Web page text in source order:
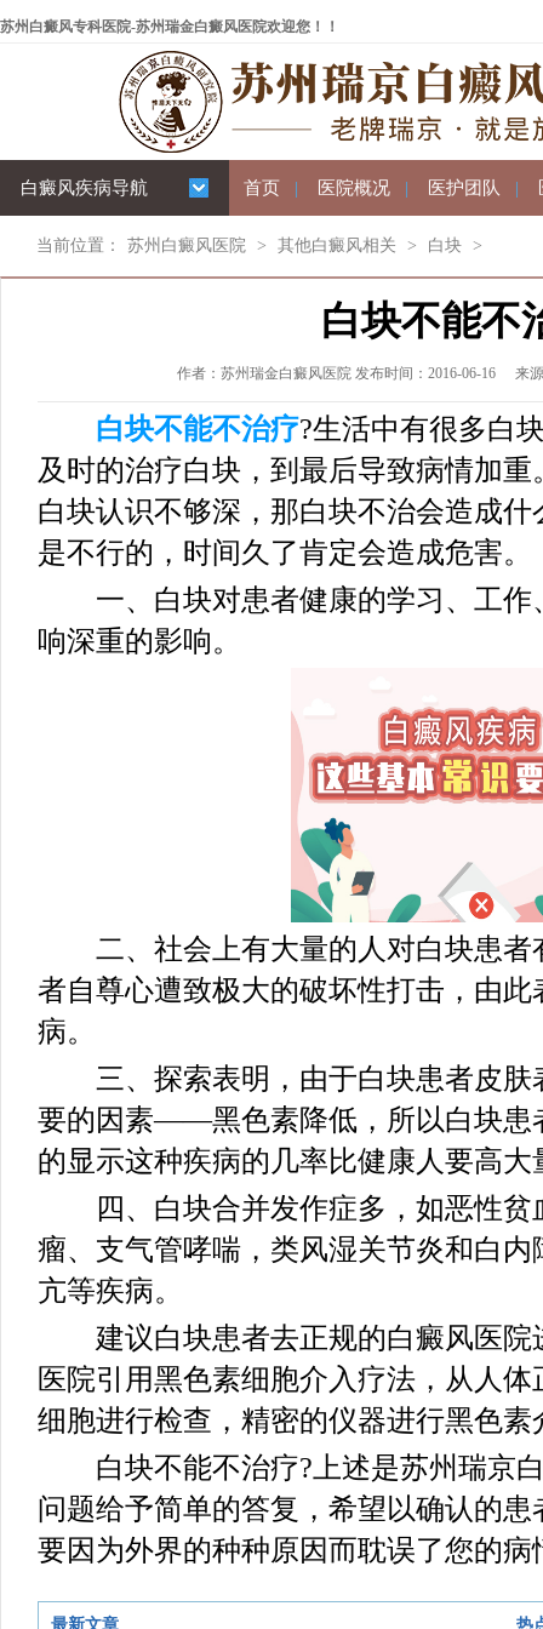
苏州白癜风专科医院-苏州瑞金白癜风医院欢迎您！！
白癜风疾病导航 首页 | 医院概况 | 医护团队 |
当前位置： 苏州白癜风医院 > 其他白癜风相关 > 白块 >
白块不能不
作者：苏州瑞金白癜风医院 发布时间：2016-06-16 来
白块不能不治疗?生活中有很多白
及时的治疗白块，到最后导致病情加
白块认识不够深，那白块不治会造成
是不行的，时间久了肯定会造成危害。
一、白块对患者健康的学习、工作
响深重的影响。
二、社会上有大量的人对白块患者
者自尊心遭致极大的破坏性打击，由
病。
三、探索表明，由于白块患者皮肤
要的因素——黑色素降低，所以白块患
的显示这种疾病的几率比健康人要高大
四、白块合并发作症多，如恶性贫
瘤、支气管哮喘，类风湿关节炎和白
亢等疾病。
建议白块患者去正规的白癜风医院
医院引用黑色素细胞介入疗法，从人
细胞进行检查，精密的仪器进行黑色素
白块不能不治疗?上述是苏州瑞京
问题给予简单的答复，希望以确认的
要因为外界的种种原因而耽误了您的病
最新文章 热